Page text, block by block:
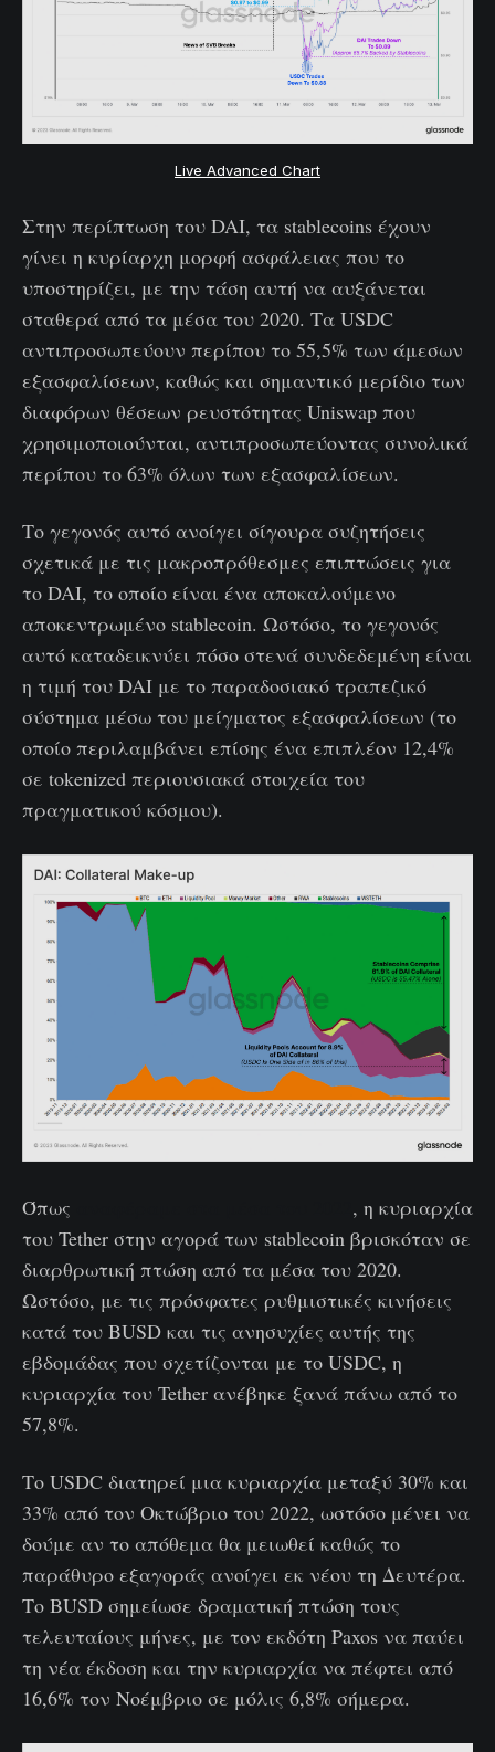
Live Advanced Chart
Στην περίπτωση του DAI, τα stablecoins έχουν
γίνει η κυρίαρχη μορφή ασφάλειας που το
υποστηρίζει, με την τάση αυτή να αυξάνεται
σταθερά από τα μέσα του 2020. Τα USDC
αντιπροσωπεύουν περίπου το 55,5% των άμεσων
εξασφαλίσεων, καθώς και σημαντικό μερίδιο των
διαφόρων θέσεων ρευστότητας Uniswap που
χρησιμοποιούνται, αντιπροσωπεύοντας συνολικά
περίπου το 63% όλων των εξασφαλίσεων.
Το γεγονός αυτό ανοίγει σίγουρα συζητήσεις
σχετικά με τις μακροπρόθεσμες επιπτώσεις για
το DAI, το οποίο είναι ένα αποκαλούμενο
αποκεντρωμένο stablecoin. Ωστόσο, το γεγονός
αυτό καταδεικνύει πόσο στενά συνδεδεμένη είναι
η τιμή του DAI με το παραδοσιακό τραπεζικό
σύστημα μέσω του μείγματος εξασφαλίσεων (το
οποίο περιλαμβάνει επίσης ένα επιπλέον 12,4%
σε tokenized περιουσιακά στοιχεία του
πραγματικού κόσμου).
Όπως
, η κυριαρχία
του Tether στην αγορά των stablecoin βρισκόταν σε
διαρθρωτική πτώση από τα μέσα του 2020.
Ωστόσο, με τις πρόσφατες ρυθμιστικές κινήσεις
κατά του BUSD και τις ανησυχίες αυτής της
εβδομάδας που σχετίζονται με το USDC, η
κυριαρχία του Tether ανέβηκε ξανά πάνω από το
57,8%.
Το USDC διατηρεί μια κυριαρχία μεταξύ 30% και
33% από τον Οκτώβριο του 2022, ωστόσο μένει να
δούμε αν το απόθεμα θα μειωθεί καθώς το
παράθυρο εξαγοράς ανοίγει εκ νέου τη Δευτέρα.
Το BUSD σημείωσε δραματική πτώση τους
τελευταίους μήνες, με τον εκδότη Paxos να παύει
τη νέα έκδοση και την κυριαρχία να πέφτει από
16,6% τον Νοέμβριο σε μόλις 6,8% σήμερα.